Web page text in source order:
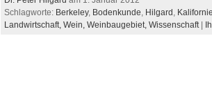
Schlagworte: Berkeley, Bodenkunde Hilgard
Landwirtschaft, Wein, Weinbaugebiet, Wissenschaft |